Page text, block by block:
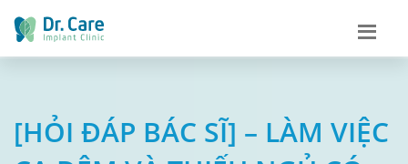
[HỎI ĐÁP BÁC SĨ] – LÀM VIỆC